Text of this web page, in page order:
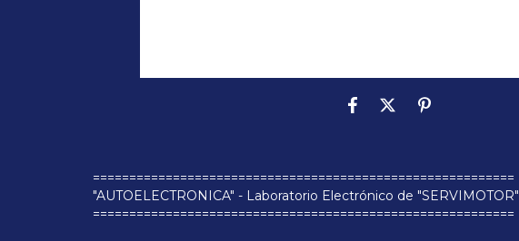
==========================================================
"AUTOELECTRONICA" - Laboratorio Electrónico de "SERVIMOTOR"
==========================================================